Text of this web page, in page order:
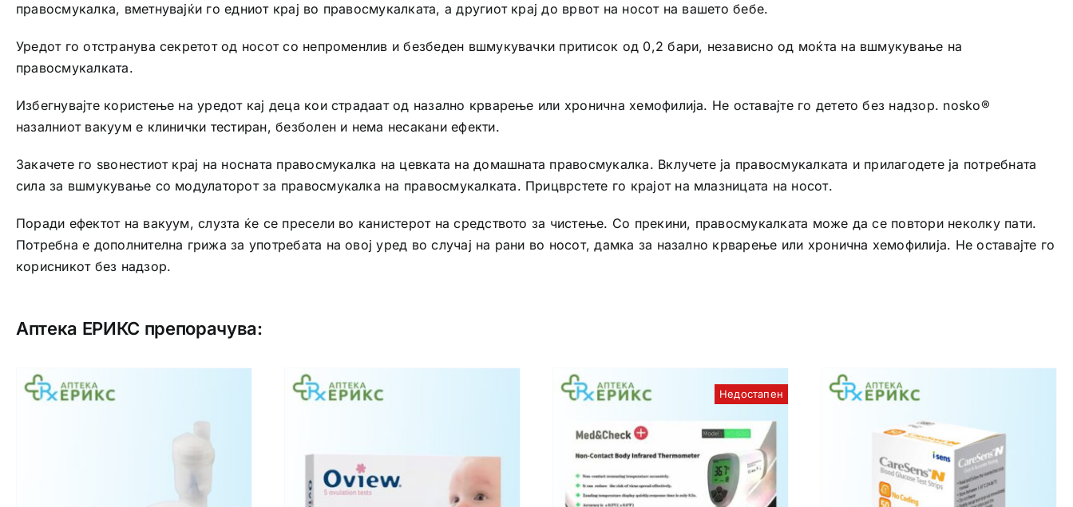
правосмукалка, вметнувајќи го едниот крај во правосмукалката, а другиот крај до врвот на носот на вашето бебе.
Уредот го отстранува секретот од носот со непроменлив и безбеден вшмукувачки притисок од 0,2 бари, независно од моќта на вшмукување на
правосмукалката.
Избегнувајте користење на уредот кај деца кои страдаат од назално крварење или хронична хемофилија. Не оставајте го детето без надзор. nosko®
назалниот вакуум е клинички тестиран, безболен и нема несакани ефекти.
Закачете го ѕвонестиот крај на носната правосмукалка на цевката на домашната правосмукалка. Вклучете ја правосмукалката и прилагодете ја потребната
сила за вшмукување со модулаторот за правосмукалка на правосмукалката. Прицврстете го крајот на млазницата на носот.
Поради ефектот на вакуум, слузта ќе се пресели во канистерот на средството за чистење. Со прекини, правосмукалката може да се повтори неколку пати.
Потребна е дополнителна грижа за употребата на овој уред во случај на рани во носот, дамка за назално крварење или хронична хемофилија. Не оставајте го
корисникот без надзор.
Аптека ЕРИКС препорачува:
Недостапен